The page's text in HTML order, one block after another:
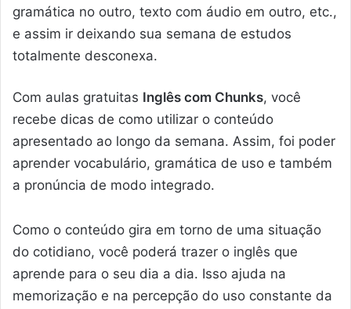
gramática no outro, texto com áudio em outro, etc.,
e assim ir deixando sua semana de estudos
totalmente desconexa.
Com aulas gratuitas Inglês com Chunks, você
recebe dicas de como utilizar o conteúdo
apresentado ao longo da semana. Assim, foi poder
aprender vocabulário, gramática de uso e também
a pronúncia de modo integrado.
Como o conteúdo gira em torno de uma situação
do cotidiano, você poderá trazer o inglês que
aprende para o seu dia a dia. Isso ajuda na
memorização e na percepção do uso constante da